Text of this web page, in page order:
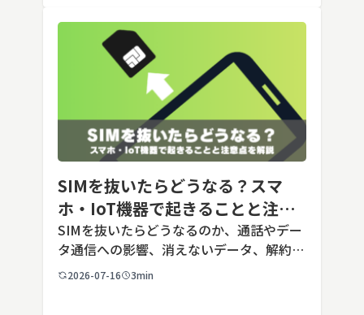
SIMを抜いたらどうなる？スマ
ホ・IoT機器で起きることと注意
点を解説
SIMを抜いたらどうなるのか、通話やデー
タ通信への影響、消えないデータ、解約や
端末譲渡時の注意点を整理。さらに法人・
2026-07-16 3min